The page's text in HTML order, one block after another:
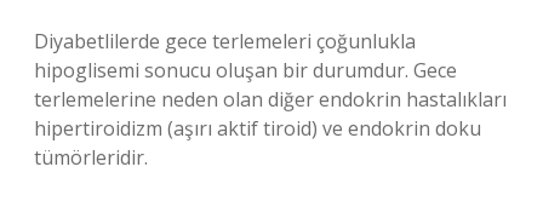
Diyabetlilerde gece terlemeleri çoğunlukla
hipoglisemi sonucu oluşan bir durumdur. Gece
terlemelerine neden olan diğer endokrin hastalıkları
hipertiroidizm (aşırı aktif tiroid) ve endokrin doku
tümörleridir.